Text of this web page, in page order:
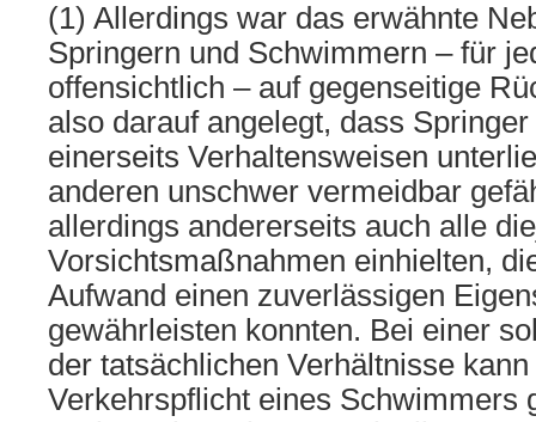
(1) Allerdings war das erwähnte
Springern und Schwimmern – für
offensichtlich – auf gegenseitige
also darauf angelegt, dass
einerseits Verhaltensweisen
anderen unschwer vermeidbar
allerdings andererseits auch alle
Vorsichtsmaßnahmen einhielten,
Aufwand einen zuverlässigen
gewährleisten konnten. Bei einer
der tatsächlichen Verhältnisse
Verkehrspflicht eines Schwimmers